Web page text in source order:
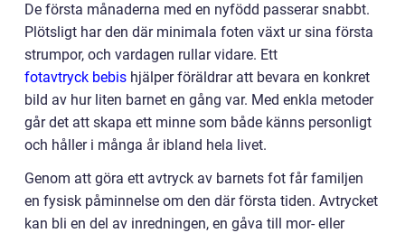
De första månaderna med en nyfödd passerar snabbt.
Plötsligt har den där minimala foten växt ur sina första
strumpor, och vardagen rullar vidare. Ett
fotavtryck bebis hjälper föräldrar att bevara en konkret
bild av hur liten barnet en gång var. Med enkla metoder
går det att skapa ett minne som både känns personligt
och håller i många år ibland hela livet.
Genom att göra ett avtryck av barnets fot får familjen
en fysisk påminnelse om den där första tiden. Avtrycket
kan bli en del av inredningen, en gåva till mor- eller